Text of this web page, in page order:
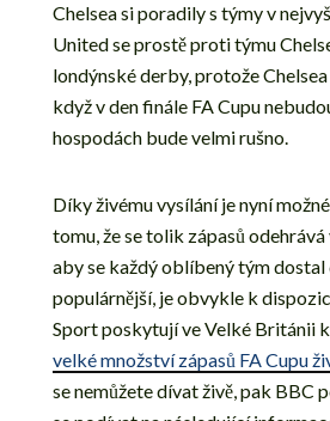
Chelsea si poradily s týmy v
United se prostě proti týmu
londýnské derby, protože
když v den finále FA Cupu
hospodách bude velmi rušno.
Díky živému vysílání je nyní
tomu, že se tolik zápasů
aby se každý oblíbený tým dostal
populárnější, je obvykle k
Sport poskytují ve Velké Británii
velké množství zápasů FA Cupu
se nemůžete dívat živě, pak BBC